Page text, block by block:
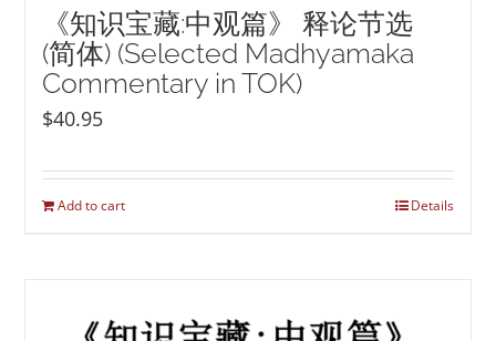
《知识宝藏:中观篇》 释论节选
(简体) (Selected Madhyamaka
Commentary in TOK)
$40.95
Add to cart Details